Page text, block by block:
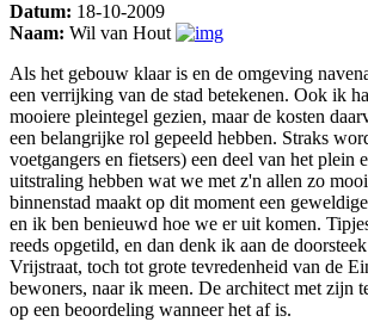
Datum: 18-10-2009
Naam: Wil van Hout
Als het gebouw klaar is en de omgeving
een verrijking van de stad betekenen. Ook ik
mooiere pleintegel gezien, maar de kosten
een belangrijke rol gepeeld hebben. Straks
voetgangers en fietsers) een deel van het plein
uitstraling hebben wat we met z'n allen zo
binnenstad maakt op dit moment een
en ik ben benieuwd hoe we er uit komen.
reeds opgetild, en dan denk ik aan de
Vrijstraat, toch tot grote tevredenheid van de
bewoners, naar ik meen. De architect met zijn
op een beoordeling wanneer het af is.